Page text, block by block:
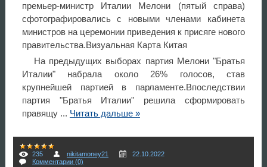
премьер-министр Италии Мелони (пятый справа)
сфотографировались с новыми членами кабинета
министров на церемонии приведения к присяге нового
правительства.Визуальная Карта Китая
На предыдущих выборах партия Мелони "Братья
Италии" набрала около 26% голосов, став
крупнейшей партией в парламенте.Впоследствии
партия "Братья Италии" решила сформировать
правящу ... Читать дальше »
235 nikitamoney21
22.10.2022
Комментарии (0)